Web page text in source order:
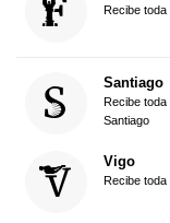
Recibe toda
Santiago
Recibe toda
Santiago
Vigo
Recibe toda